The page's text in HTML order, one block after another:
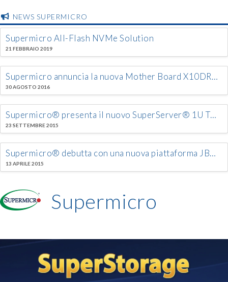
NEWS SUPERMICRO
Supermicro All-Flash NVMe Solution
21 FEBBRAIO 2019
Supermicro annuncia la nuova Mother Board X10DRX DP con 11 PCI-E slot
30 AGOSTO 2016
Supermicro® presenta il nuovo SuperServer® 1U TwinPro™ totalmente ridondante, con Dual Hot Swap DP Node
23 SETTEMBRE 2015
Supermicro® debutta con una nuova piattaforma JBOD SAS3 12Gb/s SuperStorage® da 720TB 4U da 90 dischi rigidi da 3.5″ sostituibile a caldo con caricamento dall’alto, in occasione della fiera NAB 2015
13 APRILE 2015
Supermicro